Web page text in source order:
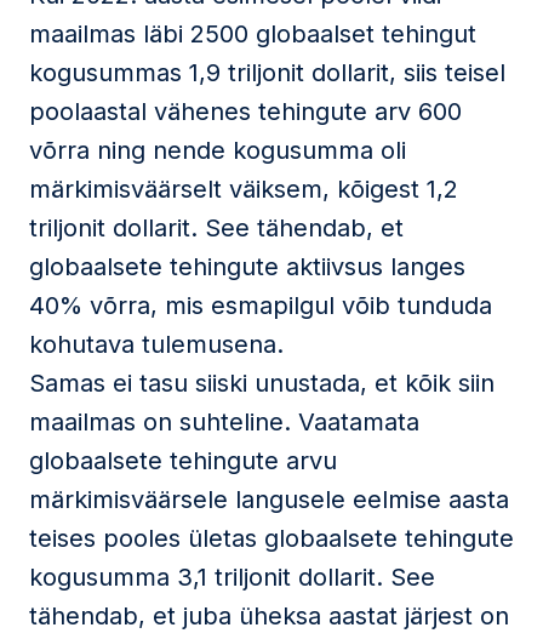
maailmas läbi 2500 globaalset tehingut
kogusummas 1,9 triljonit dollarit, siis teisel
poolaastal vähenes tehingute arv 600
võrra ning nende kogusumma oli
märkimisväärselt väiksem, kõigest 1,2
triljonit dollarit. See tähendab, et
globaalsete tehingute aktiivsus langes
40% võrra, mis esmapilgul võib tunduda
kohutava tulemusena.
Samas ei tasu siiski unustada, et kõik siin
maailmas on suhteline. Vaatamata
globaalsete tehingute arvu
märkimisväärsele langusele eelmise aasta
teises pooles ületas globaalsete tehingute
kogusumma 3,1 triljonit dollarit. See
tähendab, et juba üheksa aastat järjest on